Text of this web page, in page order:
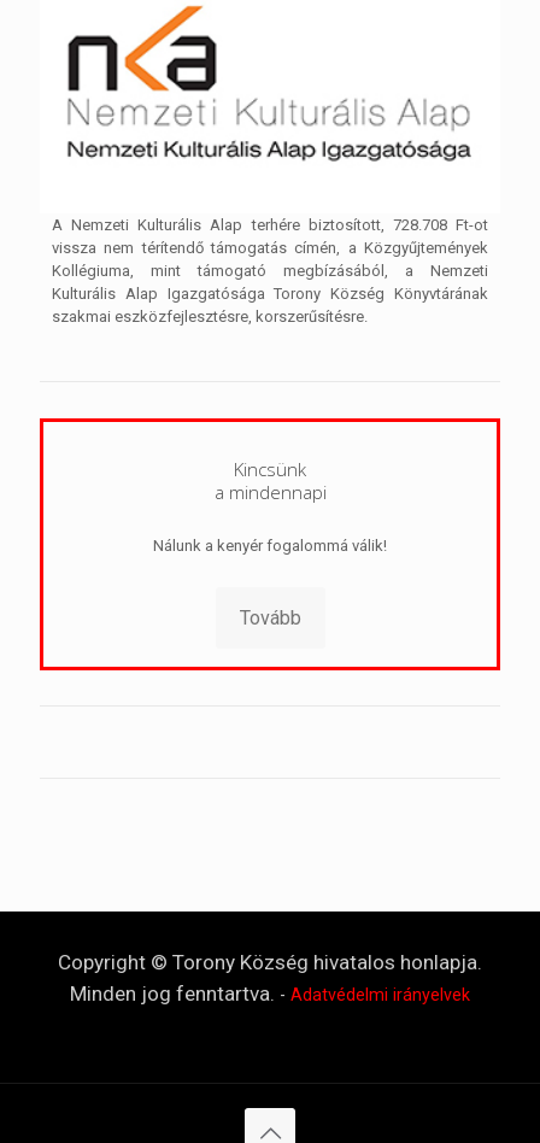
A Nemzeti Kulturális Alap terhére biztosított, 728.708 Ft-ot
vissza nem térítendő támogatás címén, a Közgyűjtemények
Kollégiuma, mint támogató megbízásából, a Nemzeti
Kulturális Alap Igazgatósága Torony Község Könyvtárának
szakmai eszközfejlesztésre, korszerűsítésre.
Kincsünk
a mindennapi
Nálunk a kenyér fogalommá válik!
Tovább
Copyright © Torony Község hivatalos honlapja.
Minden jog fenntartva. - Adatvédelmi irányelvek